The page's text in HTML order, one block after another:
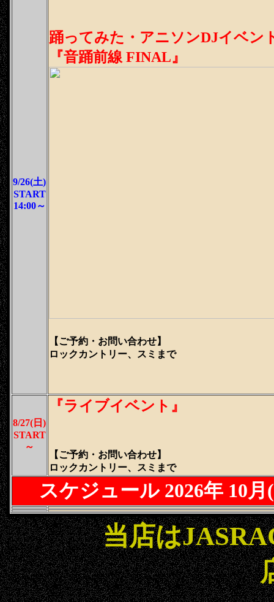
9/26(土)
START
14:00～
踊ってみた・アニソンDJイベン
『音踊前線 FINAL』
【ご予約・ お問い合わせ】
ロックカントリー、スミまで
8/27(日)
START
～
『ライブイベント』
【ご予約・ お問い合わせ】
ロックカントリー、スミまで
スケジュール 2026年 10月 (
当店は